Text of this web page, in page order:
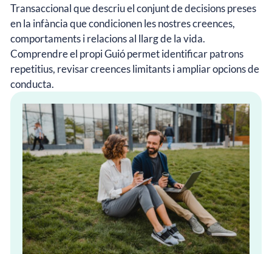
Transaccional que descriu el conjunt de decisions preses
en la infància que condicionen les nostres creences,
comportaments i relacions al llarg de la vida.
Comprendre el propi Guió permet identificar patrons
repetitius, revisar creences limitants i ampliar opcions de
conducta.